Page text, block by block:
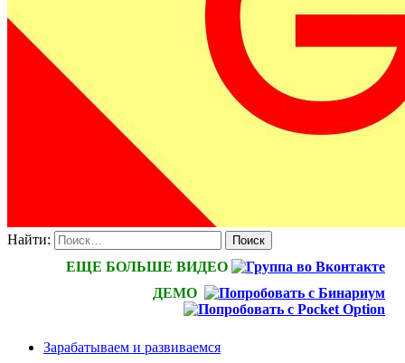
Найти:
ЕЩЕ БОЛЬШЕ ВИДЕО
ДЕМО
Зарабатываем и развиваемся